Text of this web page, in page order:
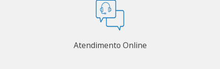
Atendimento Online